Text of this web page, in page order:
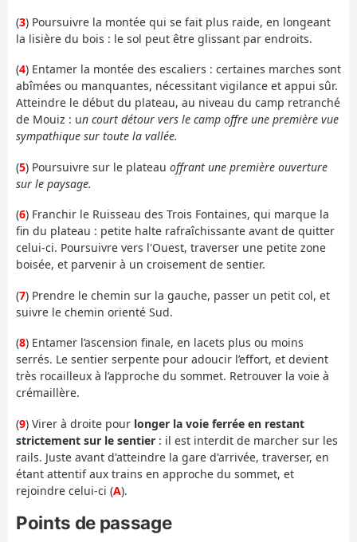
(3) Poursuivre la montée qui se fait plus raide, en longeant
la lisière du bois : le sol peut être glissant par endroits.
(4) Entamer la montée des escaliers : certaines marches sont
abîmées ou manquantes, nécessitant vigilance et appui sûr.
Atteindre le début du plateau, au niveau du camp retranché
de Mouiz : un court détour vers le camp offre une première vue
sympathique sur toute la vallée.
(5) Poursuivre sur le plateau offrant une première ouverture
sur le paysage.
(6) Franchir le Ruisseau des Trois Fontaines, qui marque la
fin du plateau : petite halte rafraîchissante avant de quitter
celui-ci. Poursuivre vers l'Ouest, traverser une petite zone
boisée, et parvenir à un croisement de sentier.
(7) Prendre le chemin sur la gauche, passer un petit col, et
suivre le chemin orienté Sud.
(8) Entamer l’ascension finale, en lacets plus ou moins
serrés. Le sentier serpente pour adoucir l’effort, et devient
très rocailleux à l’approche du sommet. Retrouver la voie à
crémaillère.
(9) Virer à droite pour longer la voie ferrée en restant
strictement sur le sentier : il est interdit de marcher sur les
rails. Juste avant d'atteindre la gare d'arrivée, traverser, en
étant attentif aux trains en approche du sommet, et
rejoindre celui-ci (A).
Points de passage